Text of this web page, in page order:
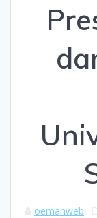
oemahweb